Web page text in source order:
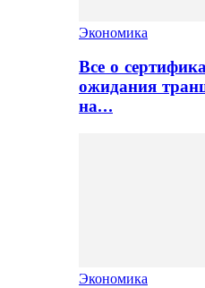
Экономика
Все о
ожидания
на…
Экономика